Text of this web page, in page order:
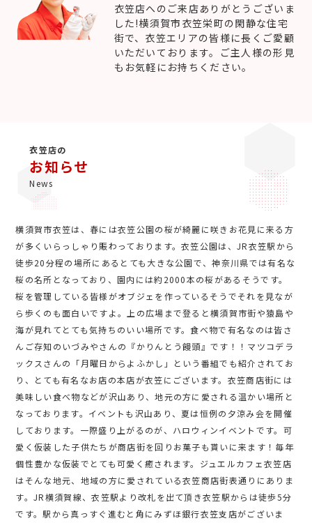
衣笠店へのご来店ありがとうございま
した!横須賀市衣笠栄町の閑静な住宅
街で、衣笠エリアの皆様に長くご愛顧
いただいております。ご主人様の形見
もお気軽にお持ちください。
衣笠店の
お知らせ
News
横須賀市衣笠は、春には衣笠公園の桜が綺麗に咲きお花見に来る方
が多くいらっしゃり賑わっております。衣笠公園は、JR衣笠駅から
徒歩20分程の場所にあるとても大きな公園で、神奈川県では有名な
桜の名所となっており、園内には約2000本の桜があるそうです。
桜を管理している皆様がオブジェを作っているそうでそれを見なが
ら歩くのも面白いですよ。上の広場まで登ると横須賀市街や猿島や
海が見れてとても気持ちのいい場所です。食べ物で有名なのは皆さ
んご存知のいづみやさんの『かりんとう饅頭』です！！マツコデラ
ックスさんの「月曜日からよふかし」という番組でも紹介されてお
り、とても有名なお店の本店が衣笠にございます。衣笠商店街には
美味しい食べ物などが沢山あり、地元の方に愛される温かい場所と
なっております。イベントも沢山あり、夏は恒例の夕涼み会を開催
しております。一際盛り上がるのが、ハロウィンイベントです。可
愛く仮装した子供たちが商店街を回りお菓子も貰いに来ます！毎年
個性豊かな仮装でとても可愛く癒されます。ジュエルカフェ衣笠店
はそんな地元、地域の方に愛されている衣笠商店街表通りにありま
す。JR横須賀線、衣笠駅より改札を出て頂き衣笠駅からは徒歩5分
です。駅から真っすぐ進むと角にみずほ銀行衣笠支店がございま